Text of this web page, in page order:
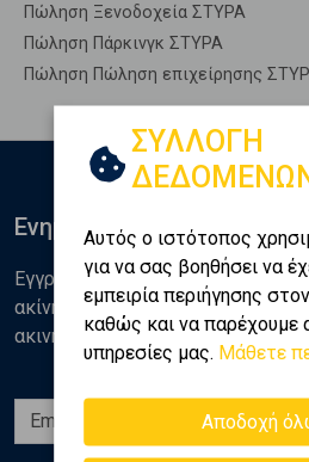
Πώληση Ξενοδοχεία ΣΤΥΡΑ
Πώληση Πάρκινγκ ΣΤΥΡΑ
Πώληση Πώληση επιχείρησης
ΣΥΛΛΟΓΗ
Αυτός ο ιστότοπος
για να σας βοηθήσει να
εμπειρία περιήγησης
καθώς και να παρέχουμε
υπηρεσίες μας. Μάθετε
Αποδοχή
Ενημερωθείτε
Εγγραφείτε στο newsletter της
ακίνητα, αναλύσεις και διάφορα
ακινήτων